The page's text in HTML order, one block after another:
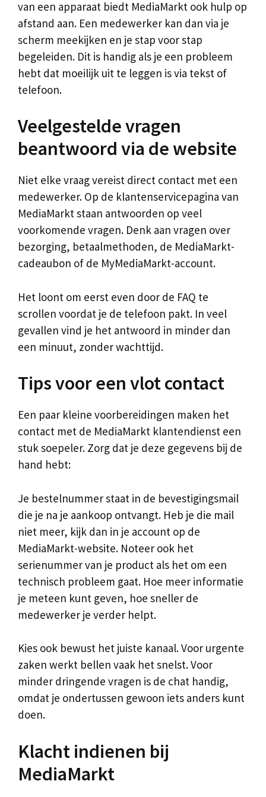
van een apparaat biedt MediaMarkt ook hulp op
afstand aan. Een medewerker kan dan via je
scherm meekijken en je stap voor stap
begeleiden. Dit is handig als je een probleem
hebt dat moeilijk uit te leggen is via tekst of
telefoon.
Veelgestelde vragen
beantwoord via de website
Niet elke vraag vereist direct contact met een
medewerker. Op de klantenservicepagina van
MediaMarkt staan antwoorden op veel
voorkomende vragen. Denk aan vragen over
bezorging, betaalmethoden, de MediaMarkt-
cadeaubon of de MyMediaMarkt-account.
Het loont om eerst even door de FAQ te
scrollen voordat je de telefoon pakt. In veel
gevallen vind je het antwoord in minder dan
een minuut, zonder wachttijd.
Tips voor een vlot contact
Een paar kleine voorbereidingen maken het
contact met de MediaMarkt klantendienst een
stuk soepeler. Zorg dat je deze gegevens bij de
hand hebt:
Je bestelnummer staat in de bevestigingsmail
die je na je aankoop ontvangt. Heb je die mail
niet meer, kijk dan in je account op de
MediaMarkt-website. Noteer ook het
serienummer van je product als het om een
technisch probleem gaat. Hoe meer informatie
je meteen kunt geven, hoe sneller de
medewerker je verder helpt.
Kies ook bewust het juiste kanaal. Voor urgente
zaken werkt bellen vaak het snelst. Voor
minder dringende vragen is de chat handig,
omdat je ondertussen gewoon iets anders kunt
doen.
Klacht indienen bij
MediaMarkt